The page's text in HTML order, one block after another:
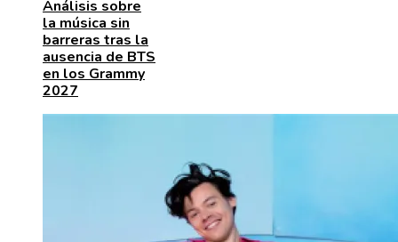
Análisis sobre
la música sin
barreras tras la
ausencia de BTS
en los Grammy
2027